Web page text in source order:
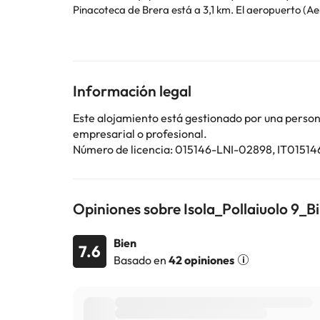
Pinacoteca de Brera está a 3,1 km. El aeropuerto
utilizar el apartado de peticiones especiales al
cambios por parte del alojamiento. Si tienes dudas,
Información legal
Este alojamiento está gestionado por una
empresarial o profesional.
Número de licencia: 015146-LNI-02898,
Opiniones sobre Isola_Pollaiuolo
7.6
Bien
Basado en 42 opiniones